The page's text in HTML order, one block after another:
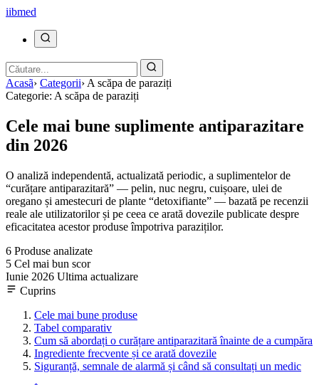
iibmed
Acasã› Categorii› A scăpa de paraziți
Categorie: A scăpa de paraziți
Cele mai bune suplimente antiparazitare
din 2026
O analiză independentă, actualizată periodic, a suplimentelor de
“curățare antiparazitară” — pelin, nuc negru, cuișoare, ulei de
oregano și amestecuri de plante “detoxifiante” — bazată pe recenzii
reale ale utilizatorilor și pe ceea ce arată dovezile publicate despre
eficacitatea acestor produse împotriva paraziților.
6 Produse analizate
5 Cel mai bun scor
Iunie 2026 Ultima actualizare
Cuprins
Cele mai bune produse
Tabel comparativ
Cum să abordați o curățare antiparazitară înainte de a cumpăra
Ingrediente frecvente și ce arată dovezile
Siguranță, semnale de alarmă și când să consultați un medic